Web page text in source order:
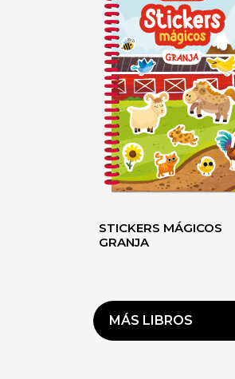
STICKERS MÁGICOS
GRANJA
MÁS LIBROS